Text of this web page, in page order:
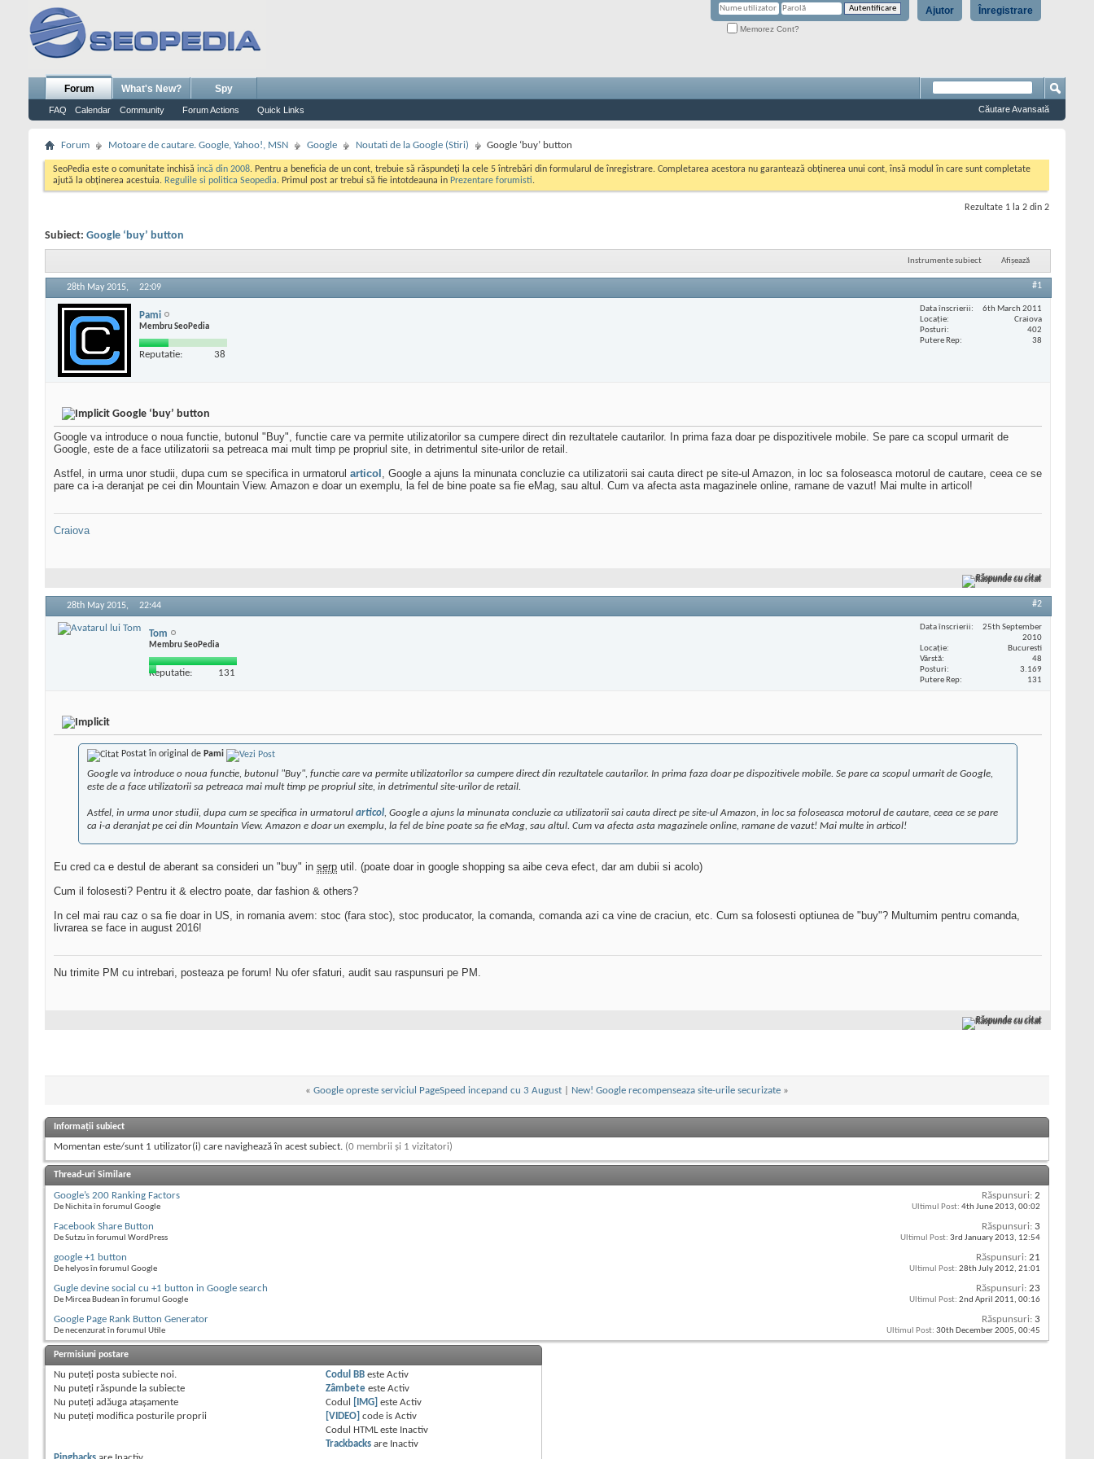
Înregistrare
Ajutor
Memorez Cont?
Forum
FAQ Calendar Community Forum Actions Quick Links
What's New? Spy
Căutare Avansată
Forum Motoare de cautare. Google, Yahoo!, MSN Google Noutati de la Google (Stiri) Google ‘buy’ button
SeoPedia este o comunitate inchisă incă din 2008. Pentru a beneficia de un cont, trebuie să răspundeți la cele 5 întrebări din formularul de înregistrare. Completarea acestora nu garantează obținerea unui cont, însă modul în care sunt completate
ajută la obținerea acestuia. Regulile si politica Seopedia. Primul post ar trebui să fie intotdeauna in Prezentare forumisti.
Rezultate 1 la 2 din 2
Subiect: Google ‘buy’ button
Instrumente subiect Afișează
28th May 2015, 22:09 #1
Pami
Membru SeoPedia
Reputatie: 38
Data înscrierii
6th March 2011
Locaţie
Craiova
Posturi
402
Putere Rep
38
Google ‘buy’ button
Google va introduce o noua functie, butonul "Buy", functie care va permite utilizatorilor sa cumpere direct din rezultatele cautarilor. In prima faza doar pe dispozitivele mobile. Se pare ca scopul urmarit de
Google, este de a face utilizatorii sa petreaca mai mult timp pe propriul site, in detrimentul site-urilor de retail.
Astfel, in urma unor studii, dupa cum se specifica in urmatorul articol , Google a ajuns la minunata concluzie ca utilizatorii sai cauta direct pe site-ul Amazon, in loc sa foloseasca motorul de cautare, ceea ce se
pare ca i-a deranjat pe cei din Mountain View. Amazon e doar un exemplu, la fel de bine poate sa fie eMag, sau altul. Cum va afecta asta magazinele online, ramane de vazut! Mai multe in articol!
Craiova
Răspunde cu citat
28th May 2015, 22:44 #2
Tom
Membru SeoPedia
Reputatie: 131
Data înscrierii
25th September
2010
Locaţie
Bucuresti
Vârstă
48
Posturi
3.169
Putere Rep
131
Postat în original de Pami
Google va introduce o noua functie, butonul "Buy", functie care va permite utilizatorilor sa cumpere direct din rezultatele cautarilor. In prima faza doar pe dispozitivele mobile. Se pare ca scopul urmarit de Google,
este de a face utilizatorii sa petreaca mai mult timp pe propriul site, in detrimentul site-urilor de retail.
Astfel, in urma unor studii, dupa cum se specifica in urmatorul articol, Google a ajuns la minunata concluzie ca utilizatorii sai cauta direct pe site-ul Amazon, in loc sa foloseasca motorul de cautare, ceea ce se pare
ca i-a deranjat pe cei din Mountain View. Amazon e doar un exemplu, la fel de bine poate sa fie eMag, sau altul. Cum va afecta asta magazinele online, ramane de vazut! Mai multe in articol!
Eu cred ca e destul de aberant sa consideri un "buy" in serp util. (poate doar in google shopping sa aibe ceva efect, dar am dubii si acolo)
Cum il folosesti? Pentru it & electro poate, dar fashion & others?
In cel mai rau caz o sa fie doar in US, in romania avem: stoc (fara stoc), stoc producator, la comanda, comanda azi ca vine de craciun, etc. Cum sa folosesti optiunea de "buy"? Multumim pentru comanda,
livrarea se face in august 2016!
Nu trimite PM cu intrebari, posteaza pe forum! Nu ofer sfaturi, audit sau raspunsuri pe PM.
Răspunde cu citat
« Google opreste serviciul PageSpeed incepand cu 3 August New! Google recompenseaza site-urile securizate »
Informații subiect
Momentan este/sunt 1 utilizator(i) care navighează în acest subiect. (0 membrii și 1 vizitatori)
Thread-uri Similare
Google’s 200 Ranking Factors
De Nichita în forumul Google
Răspunsuri: 2
Ultimul Post: 4th June 2013, 00:02
Facebook Share Button
De Sutzu în forumul WordPress
Răspunsuri: 3
Ultimul Post: 3rd January 2013, 12:54
google +1 button
De helyos în forumul Google
Răspunsuri: 21
Ultimul Post: 28th July 2012, 21:01
Gugle devine social cu +1 button in Google search
De Mircea Budean în forumul Google
Răspunsuri: 23
Ultimul Post: 2nd April 2011, 00:16
Google Page Rank Button Generator
De necenzurat în forumul Utile
Răspunsuri: 3
Ultimul Post: 30th December 2005, 00:45
Permisiuni postare
Nu puteţi posta subiecte noi.
Nu puteţi răspunde la subiecte
Nu puteţi adăuga ataşamente
Nu puteţi modifica posturile proprii
Codul BB esteActiv
Zâmbete esteActiv
Codul
[IMG] esteActiv
[VIDEO] code isActiv
Codul HTML este Inactiv
Trackbacks are Inactiv